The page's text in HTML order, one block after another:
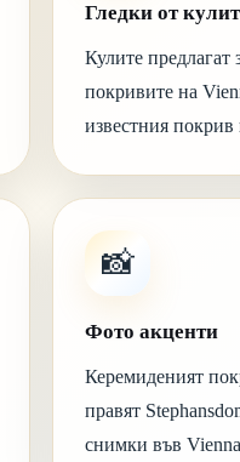
Гледки от
Кулите
покривите на
известния покрив
📸
Фото акценти
Керемиденият
правят
снимки във